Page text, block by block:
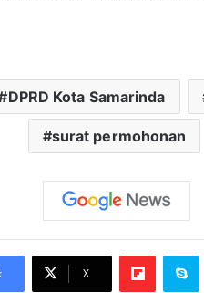
DPRD Kota Samarinda
surat permohonan
X